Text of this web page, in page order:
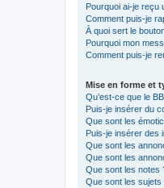
Pourquoi ai-je reçu
Comment puis-je
À quoi sert le
Pourquoi mon
Comment puis-je
Mise en forme et
Qu’est-ce que le
Puis-je insérer du
Que sont les
Puis-je insérer des
Que sont les
Que sont les
Que sont les notes
Que sont les sujets